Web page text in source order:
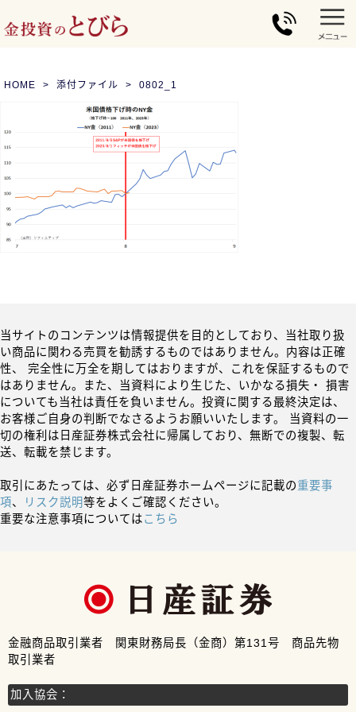
HOME 添付ファイル 0802_1
当サイトのコンテンツは情報提供を目的としており、当社取り扱
い商品に関わる売買を勧誘するものではありません。内容は正確
性、 完全性に万全を期してはおりますが、これを保証するもので
はありません。また、当資料により生じた、いかなる損失・ 損害
についても当社は責任を負いません。投資に関する最終決定は、
お客様ご自身の判断でなさるようお願いいたします。 当資料の一
切の権利は日産証券株式会社に帰属しており、無断での複製、転
送、転載を禁じます。
取引にあたっては、必ず日産証券ホームページに記載の重要事
項、 リスク説明等をよくご確認ください。
重要な注意事項についてはこちら
金融商品取引業者 関東財務局長（金商）第131号 商品先物
取引業者
加入協会：